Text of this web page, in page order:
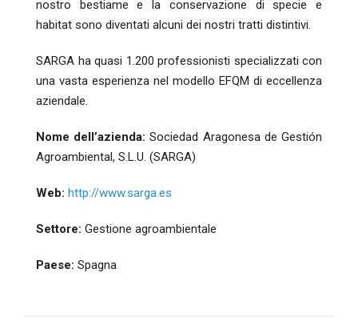
nostro bestiame e la conservazione di specie e
habitat sono diventati alcuni dei nostri tratti distintivi.
SARGA ha quasi 1.200 professionisti specializzati con
una vasta esperienza nel modello EFQM di eccellenza
aziendale.
Nome dell’azienda: Sociedad Aragonesa de Gestión
Agroambiental, S.L.U. (SARGA)
Web: http://www.sarga.es
Settore: Gestione agroambientale
Paese: Spagna